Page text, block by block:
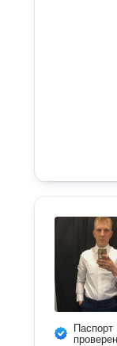
Паспорт
проверен